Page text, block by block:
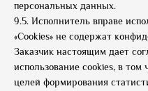
персональных данных.
9.5. Исполнитель вправе
«Cookies» не содержат
Заказчик настоящим дает
использование cookies, в
целей формирования